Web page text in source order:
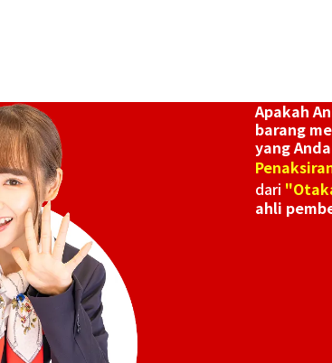
Apakah
barang
yang
dari
ahli